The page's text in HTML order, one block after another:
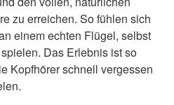
zu erreichen. So fühlen sich
einem echten Flügel, selbst
Das Erlebnis ist so
Kopfhörer schnell vergessen